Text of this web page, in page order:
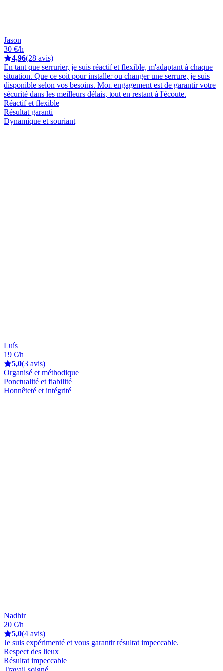
Jason
30 €/h
4,96(28 avis)
En tant que serrurier, je suis réactif et flexible, m'adaptant à chaque
situation. Que ce soit pour installer ou changer une serrure, je suis
disponible selon vos besoins. Mon engagement est de garantir votre
sécurité dans les meilleurs délais, tout en restant à l'écoute.
Réactif et flexible
Résultat garanti
Dynamique et souriant
Luís
19 €/h
5,0(3 avis)
Organisé et méthodique
Ponctualité et fiabilité
Honnêteté et intégrité
Nadhir
20 €/h
5,0(4 avis)
Je suis expérimenté et vous garantir résultat impeccable.
Respect des lieux
Résultat impeccable
Travail soigné